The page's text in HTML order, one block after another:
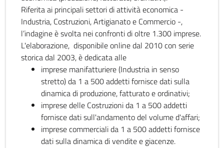
Riferita ai principali settori di attività economica -
Industria, Costruzioni, Artigianato e Commercio -,
l’indagine è svolta nei confronti di oltre 1.300 imprese.
L'elaborazione, disponibile online dal 2010 con serie
storica dal 2003, è dedicata alle
imprese manifatturiere (Industria in senso
stretto) da 1 a 500 addetti fornisce dati sulla
dinamica di produzione, fatturato e ordinativi;
imprese delle Costruzioni da 1 a 500 addetti
fornisce dati sull'andamento del volume d'affari;
imprese commerciali da 1 a 500 addetti fornisce
dati sulla dinamica di vendite e giacenze.